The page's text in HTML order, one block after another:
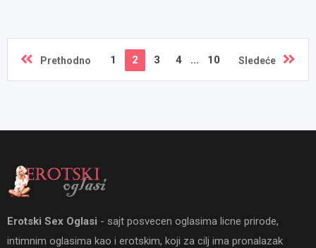
Prethodno 1 2 3 4 ... 10 Sledeće
Erotski Sex Oglasi - sajt posvecen oglasima licne prirode,
intimnim oglasima kao i erotskim, koji za cilj ima pronalazak